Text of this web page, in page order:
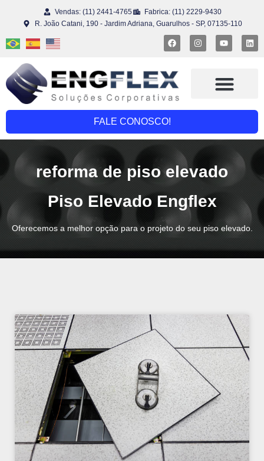
Vendas: (11) 2441-4765
Fabrica: (11) 2229-9430
R. João Catani, 190 - Jardim Adriana, Guarulhos - SP, 07135-110
FALE CONOSCO!
reforma de piso elevado
Piso Elevado Engflex
Oferecemos a melhor opção para o projeto do seu piso elevado.